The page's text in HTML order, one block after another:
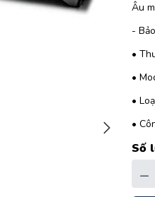
Âu
-
•
•
•
•
Số
−